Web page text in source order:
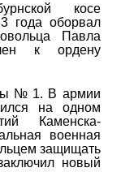
косе
года оборвал
Павла
к ордену
№ 1. В армии
на одном
Каменска-
военная
защищать
новый